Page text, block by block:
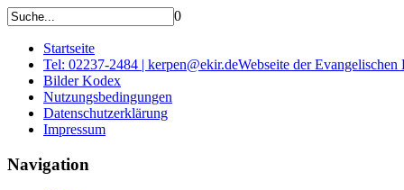
0
Startseite
Tel: 02237-2484 | kerpen@ekir.deWebseite der
Bilder Kodex
Nutzungsbedingungen
Datenschutzerklärung
Impressum
Navigation